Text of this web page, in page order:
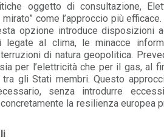
oggetto di consultazione,
mirato” come l’approccio più
opzione introduce disposizioni
al clima, le minacce
di natura geopolitica.
per l’elettricità che per il gas, al
gli Stati membri. Questo
senza introdurre
la resilienza europea
Rete
LEGGI
POLICY
Riforma
LEGGI